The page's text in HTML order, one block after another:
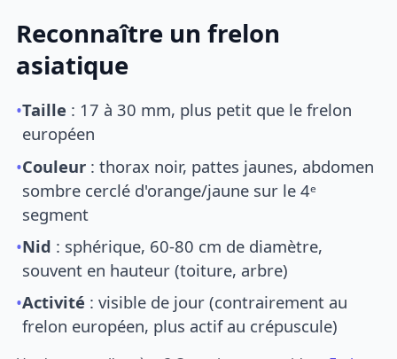
Reconnaître un frelon
asiatique
•Taille : 17 à 30 mm, plus petit que le frelon
européen
•Couleur : thorax noir, pattes jaunes, abdomen
sombre cerclé d'orange/jaune sur le 4ᵉ
segment
•Nid : sphérique, 60-80 cm de diamètre,
souvent en hauteur (toiture, arbre)
•Activité : visible de jour (contrairement au
frelon européen, plus actif au crépuscule)